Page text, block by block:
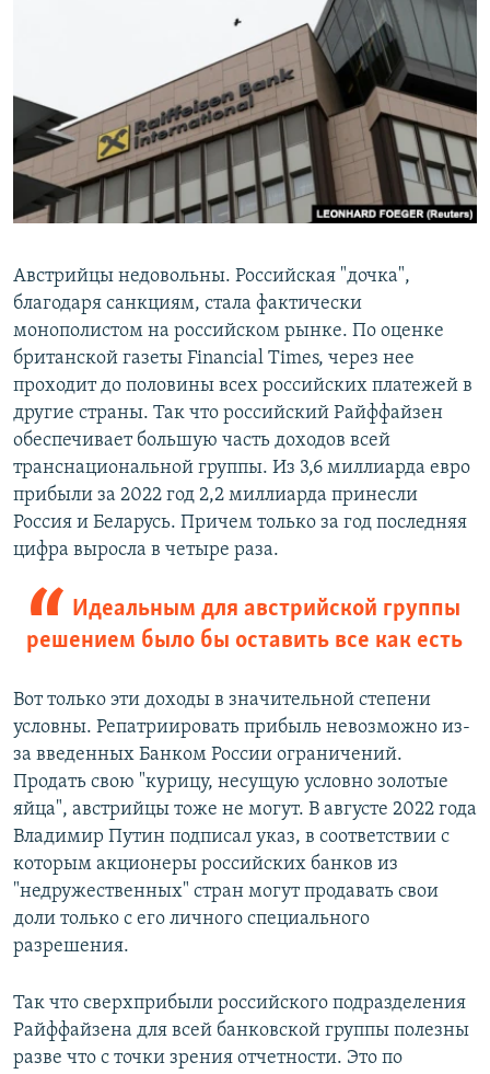
Австрийцы недовольны. Российская "дочка",
благодаря санкциям, стала фактически
монополистом на российском рынке. По оценке
британской газеты Financial Times, через нее
проходит до половины всех российских платежей в
другие страны. Так что российский Райффайзен
обеспечивает большую часть доходов всей
транснациональной группы. Из 3,6 миллиарда евро
прибыли за 2022 год 2,2 миллиарда принесли
Россия и Беларусь. Причем только за год последняя
цифра выросла в четыре раза.
Идеальным для австрийской группы
решением было бы оставить все как есть
Вот только эти доходы в значительной степени
условны. Репатриировать прибыль невозможно из-
за введенных Банком России ограничений.
Продать свою "курицу, несущую условно золотые
яйца", австрийцы тоже не могут. В августе 2022 года
Владимир Путин подписал указ, в соответствии с
которым акционеры российских банков из
"недружественных" стран могут продавать свои
доли только с его личного специального
разрешения.
Так что сверхприбыли российского подразделения
Райффайзена для всей банковской группы полезны
разве что с точки зрения отчетности. Это по